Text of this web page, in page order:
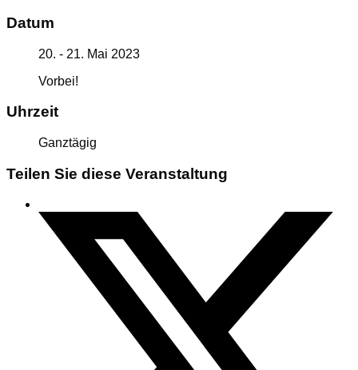
Datum
20. - 21. Mai 2023
Vorbei!
Uhrzeit
Ganztägig
Teilen Sie diese Veranstaltung